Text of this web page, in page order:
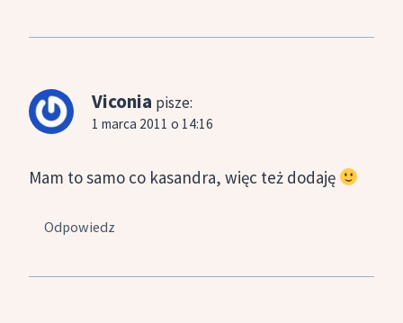
Viconia pisze:
1 marca 2011 o 14:16
Mam to samo co kasandra, więc też dodaję
Odpowiedz